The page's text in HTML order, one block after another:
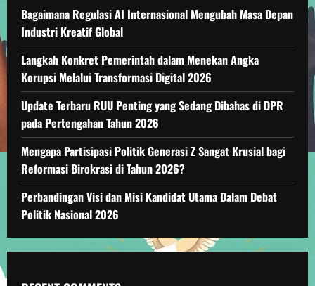
Bagaimana Regulasi AI Internasional Mengubah Masa Depan
Industri Kreatif Global
Langkah Konkret Pemerintah dalam Menekan Angka
Korupsi Melalui Transformasi Digital 2026
Update Terbaru RUU Penting yang Sedang Dibahas di DPR
pada Pertengahan Tahun 2026
Mengapa Partisipasi Politik Generasi Z Sangat Krusial bagi
Reformasi Birokrasi di Tahun 2026?
Perbandingan Visi dan Misi Kandidat Utama Dalam Debat
Politik Nasional 2026